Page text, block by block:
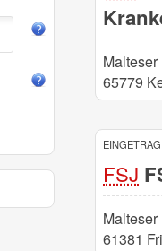
65779
FSJ
61381